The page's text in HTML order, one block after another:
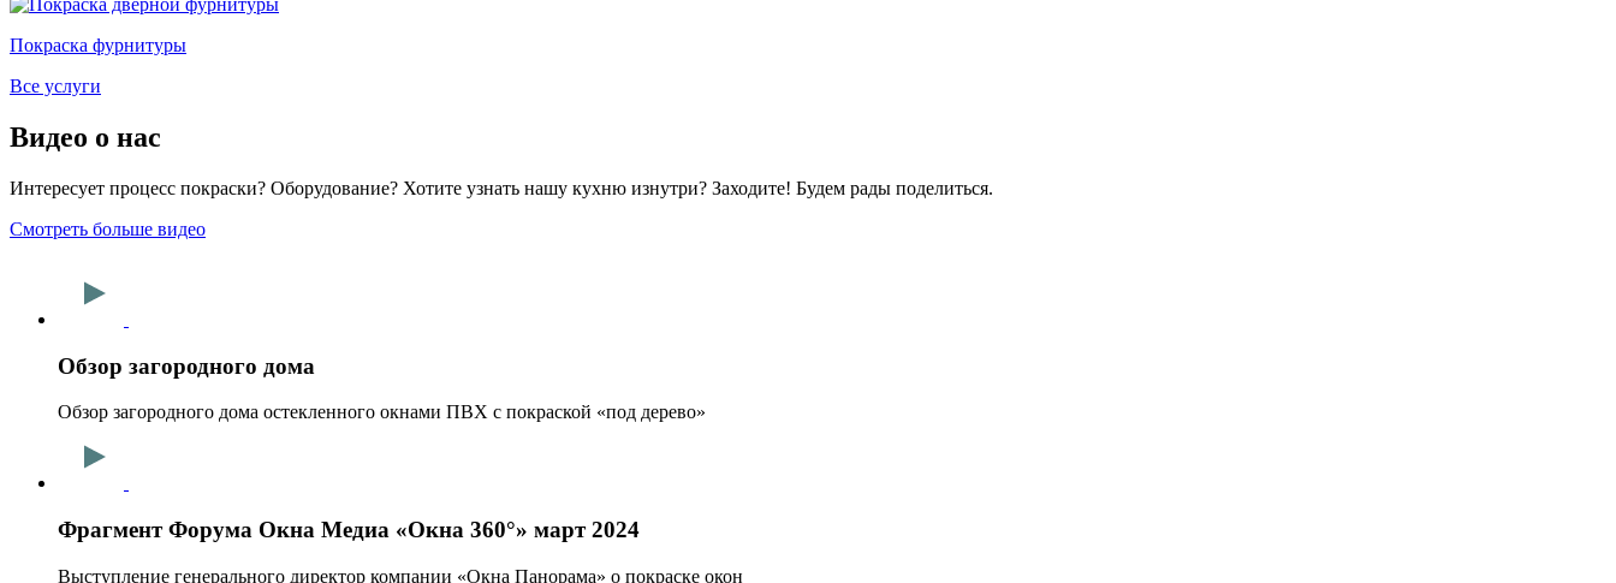
Покраска фурнитуры
Все услуги
Видео о нас
Интересует процесс покраски? Оборудование? Хотите узнать нашу кухню изнутри? Заходите! Будем рады поделиться.
Смотреть больше видео
Обзор загородного дома
Обзор загородного дома остекленного окнами ПВХ с покраской «под дерево»
Фрагмент Форума Окна Медиа «Окна 360°» март 2024
Выступление генерального директор компании «Окна Панорама» о покраске окон